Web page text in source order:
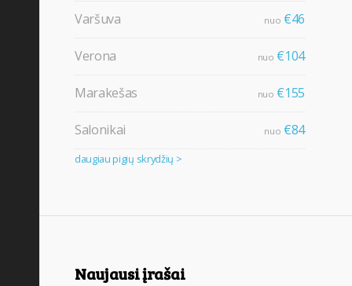
Varšuva nuo €46
Verona nuo €104
Marakešas nuo €155
Salonikai nuo €84
daugiau pigių skrydžių >
Naujausi įrašai